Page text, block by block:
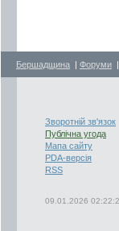
Бершадщина | Форуми |
Зворотній зв'язок
Публічна угода
Мапа сайту
PDA-версія
RSS
09.01.2026